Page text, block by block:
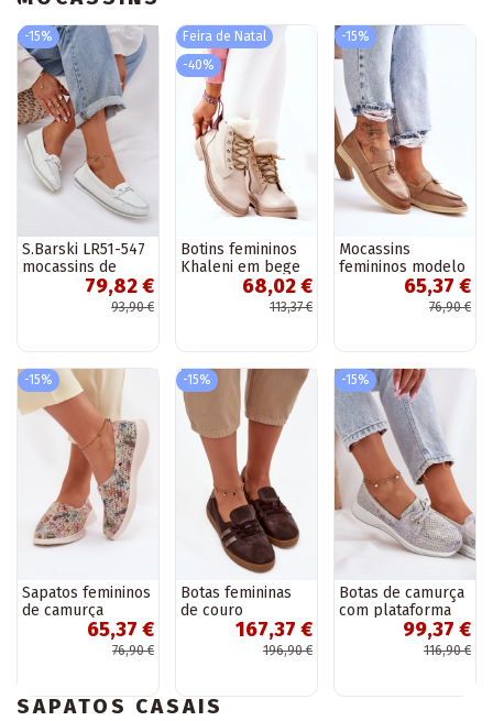
-15%
S.Barski LR51-547
mocassins de
couro com
ornamentos na
79,82 €
93,90 €
Feira de Natal
-40%
Botins femininos
Khaleni em bege
68,02 €
113,37 €
-15%
Mocassins
femininos modelo
clássico na cor
marrom Cortez
65,37 €
76,90 €
-15%
Sapatos femininos
de camurça
perfurados Eliva
em várias cores
65,37 €
76,90 €
-15%
Botas femininas
de couro
camurçado, tipo
barefoot, Zazoo
167,37 €
196,90 €
-15%
Botas de camurça
com plataforma
Artiker 56C2104
99,37 €
116,90 €
SAPATOS CASAIS